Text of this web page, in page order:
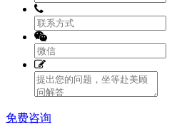
免费咨询